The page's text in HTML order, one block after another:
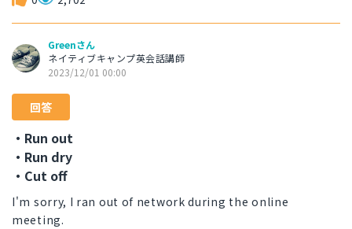
Greenさん
ネイティブキャンプ英会話講師
2023/12/01 00:00
回答
・Run out
・Run dry
・Cut off
I'm sorry, I ran out of network during the online
meeting.